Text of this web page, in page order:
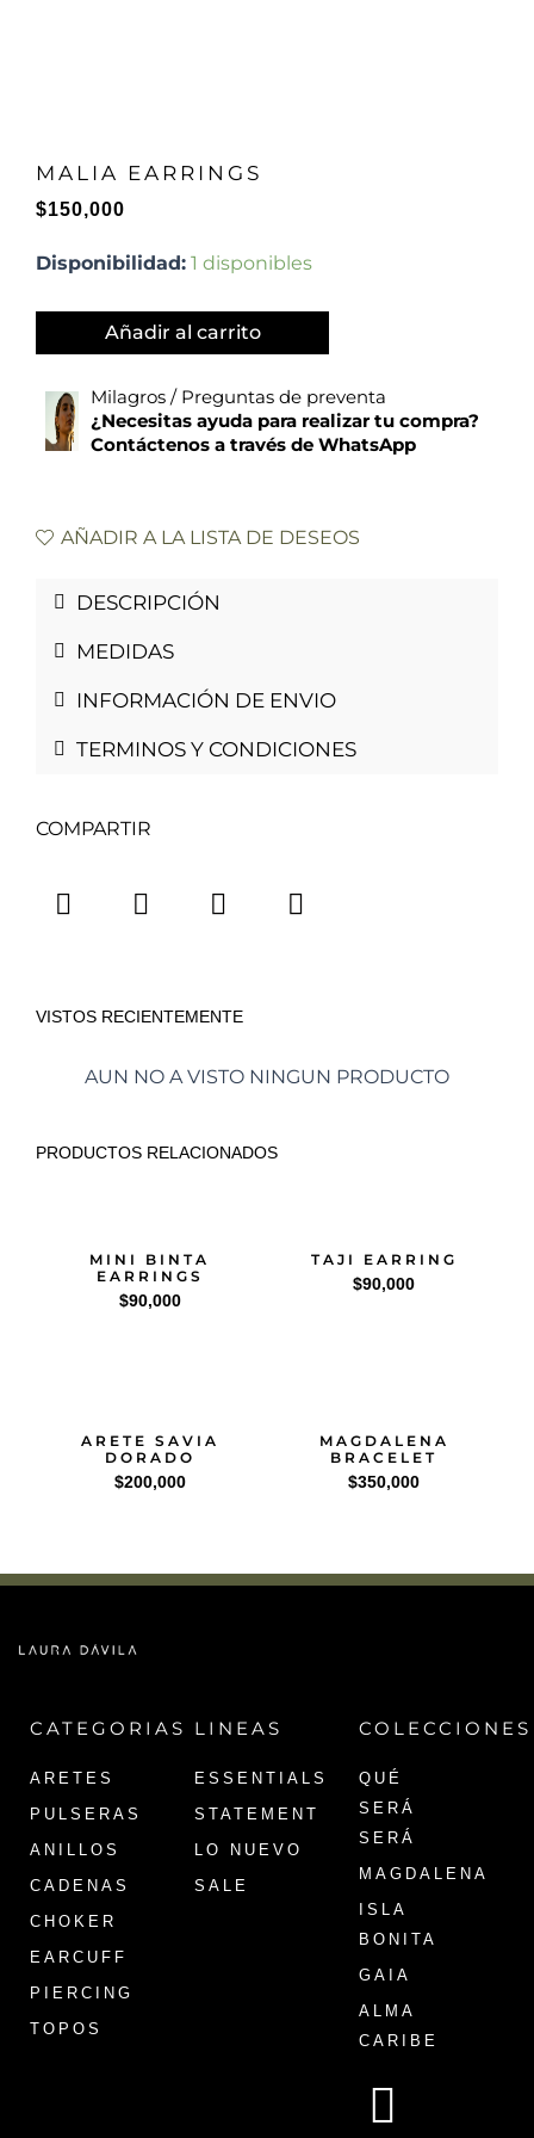
MALIA EARRINGS
$150,000
Disponibilidad: 1 disponibles
MALIA
cantidadAñadir al carrito
Milagros / Preguntas de preventa
¿Necesitas ayuda para realizar tu compra?
Contáctenos a través de WhatsApp
AÑADIR A LA LISTA DE DESEOS
DESCRIPCIÓN
MEDIDAS
INFORMACIÓN DE ENVIO
TERMINOS Y CONDICIONES
COMPARTIR
VISTOS RECIENTEMENTE
AUN NO A VISTO NINGUN PRODUCTO
PRODUCTOS RELACIONADOS
MINI BINTA
EARRINGS
$90,000
TAJI EARRING
$90,000
ARETE SAVIA
DORADO
$200,000
MAGDALENA
BRACELET
$350,000
CATEGORIAS
ARETES
PULSERAS
ANILLOS
CADENAS
CHOKER
EARCUFF
PIERCING
TOPOS
LINEAS
ESSENTIALS
STATEMENT
LO NUEVO
SALE
COLECCIONES
QUÉ
SERÁ
SERÁ
MAGDALENA
ISLA
BONITA
GAIA
ALMA
CARIBE